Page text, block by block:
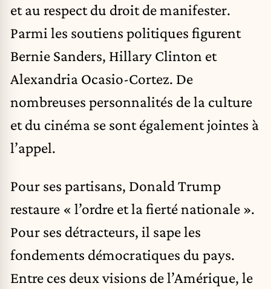
et au respect du droit de manifester.
Parmi les soutiens politiques figurent
Bernie Sanders, Hillary Clinton et
Alexandria Ocasio-Cortez. De
nombreuses personnalités de la culture
et du cinéma se sont également jointes à
l’appel.
Pour ses partisans, Donald Trump
restaure « l’ordre et la fierté nationale ».
Pour ses détracteurs, il sape les
fondements démocratiques du pays.
Entre ces deux visions de l’Amérique, le